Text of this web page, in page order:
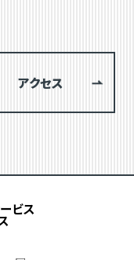
アクセス
ビス